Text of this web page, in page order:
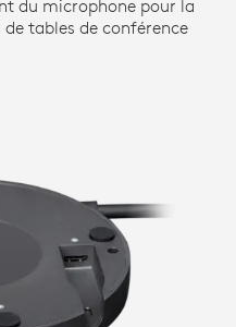
du microphone pour la
tables de conférence